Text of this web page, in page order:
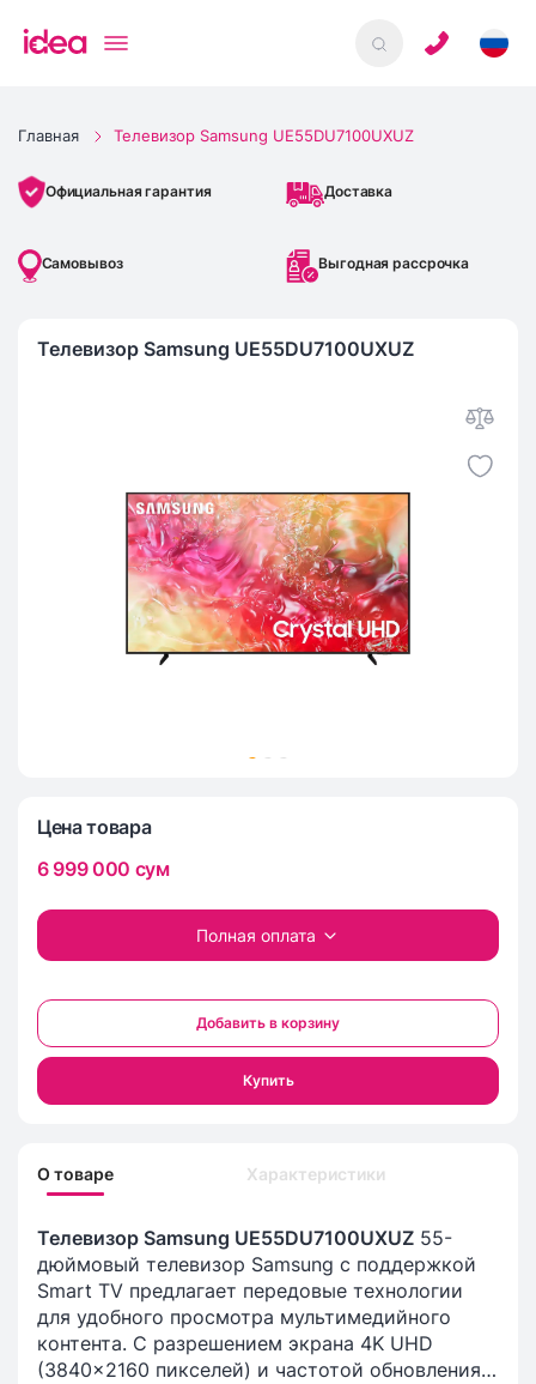
Главная Телевизор Samsung UE55DU7100UXUZ
Официальная гарантия Доставка
Самовывоз Выгодная рассрочка
Телевизор Samsung UE55DU7100UXUZ
Цена товара
6 999 000 сум
Полная оплата
Добавить в корзину
Купить
О товаре Характеристики
Телевизор Samsung UE55DU7100UXUZ 55-
дюймовый телевизор Samsung с поддержкой
Smart TV предлагает передовые технологии
для удобного просмотра мультимедийного
контента. С разрешением экрана 4K UHD
(3840x2160 пикселей) и частотой обновления